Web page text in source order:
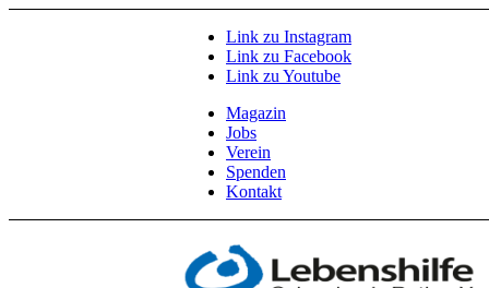
Link zu Instagram
Link zu Facebook
Link zu Youtube
Magazin
Jobs
Verein
Spenden
Kontakt